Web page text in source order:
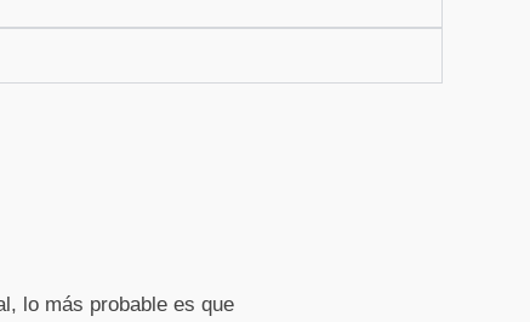
lo más probable es que